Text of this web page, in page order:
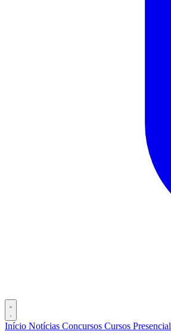
Início Notícias Concursos Cursos Presencial